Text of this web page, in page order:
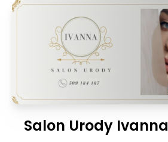
Salon Urody Ivanna